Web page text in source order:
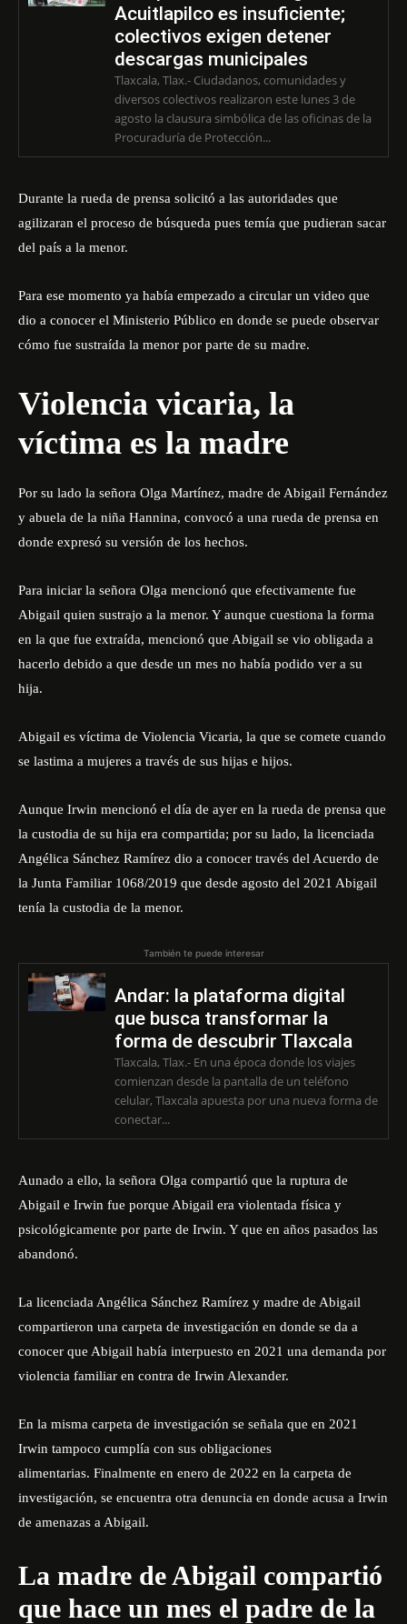
Acuitlapilco es insuficiente;
colectivos exigen detener
descargas municipales
Tlaxcala, Tlax.- Ciudadanos, comunidades y
diversos colectivos realizaron este lunes 3 de
agosto la clausura simbólica de las oficinas de la
Procuraduría de Protección...
Durante la rueda de prensa solicitó a las autoridades que
agilizaran el proceso de búsqueda pues temía que pudieran sacar
del país a la menor.
Para ese momento ya había empezado a circular un video que
dio a conocer el Ministerio Público en donde se puede observar
cómo fue sustraída la menor por parte de su madre.
Violencia vicaria, la
víctima es la madre
Por su lado la señora Olga Martínez, madre de Abigail Fernández
y abuela de la niña Hannina, convocó a una rueda de prensa en
donde expresó su versión de los hechos.
Para iniciar la señora Olga mencionó que efectivamente fue
Abigail quien sustrajo a la menor. Y aunque cuestiona la forma
en la que fue extraída, mencionó que Abigail se vio obligada a
hacerlo debido a que desde un mes no había podido ver a su
hija.
Abigail es víctima de Violencia Vicaria, la que se comete cuando
se lastima a mujeres a través de sus hijas e hijos.
Aunque Irwin mencionó el día de ayer en la rueda de prensa que
la custodia de su hija era compartida; por su lado, la licenciada
Angélica Sánchez Ramírez dio a conocer través del Acuerdo de
la Junta Familiar 1068/2019 que desde agosto del 2021 Abigail
tenía la custodia de la menor.
También te puede interesar
Andar: la plataforma digital
que busca transformar la
forma de descubrir Tlaxcala
Tlaxcala, Tlax.- En una época donde los viajes
comienzan desde la pantalla de un teléfono
celular, Tlaxcala apuesta por una nueva forma de
conectar...
Aunado a ello, la señora Olga compartió que la ruptura de
Abigail e Irwin fue porque Abigail era violentada física y
psicológicamente por parte de Irwin. Y que en años pasados las
abandonó.
La licenciada Angélica Sánchez Ramírez y madre de Abigail
compartieron una carpeta de investigación en donde se da a
conocer que Abigail había interpuesto en 2021 una demanda por
violencia familiar en contra de Irwin Alexander.
En la misma carpeta de investigación se señala que en 2021
Irwin tampoco cumplía con sus obligaciones
alimentarias. Finalmente en enero de 2022 en la carpeta de
investigación, se encuentra otra denuncia en donde acusa a Irwin
de amenazas a Abigail.
La madre de Abigail compartió
que hace un mes el padre de la